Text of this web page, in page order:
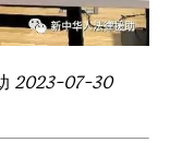
2023-07-30